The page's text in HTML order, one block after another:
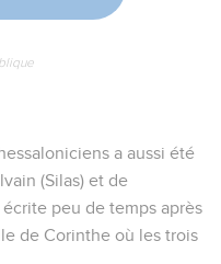
a aussi été
(Silas) et de
peu de temps après
de Corinthe où les trois